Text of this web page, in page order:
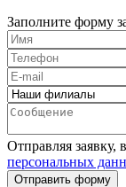
Заполните форму
Отправляя заявку,
персональных
Отправить форму